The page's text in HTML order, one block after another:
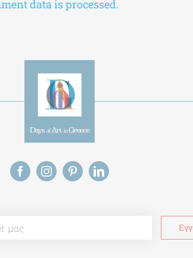
data is processed.